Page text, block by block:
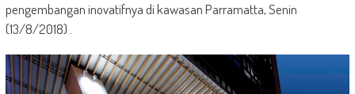
pengembangan inovatifnya di kawasan Parramatta, Senin
(13/8/2018) .